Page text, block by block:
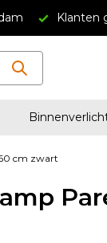
Klanten
cm zwart